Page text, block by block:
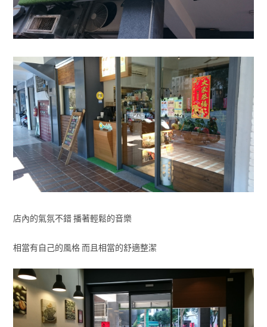
店內的氣氛不錯 播著輕鬆的音樂
相當有自己的風格 而且相當的舒適整潔